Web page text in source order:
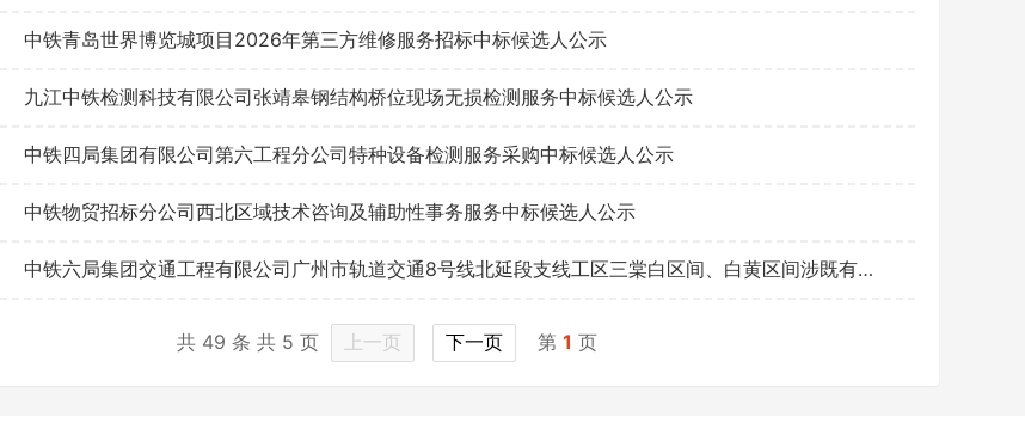
中铁青岛世界博览城项目2026年第三方维修服务招标中标候选人公示
九江中铁检测科技有限公司张靖皋钢结构桥位现场无损检测服务中标候选人公示
中铁四局集团有限公司第六工程分公司特种设备检测服务采购中标候选人公示
​中铁物贸招标分公司西北区域技术咨询及辅助性事务服务中标候选人公示
中铁六局集团交通工程有限公司广州市轨道交通8号线北延段支线工区三棠白区间、白黄区间涉既有线12号线自动化监测技术服务工程中标候选人公示
共 49 条 共 5 页 上一页 下一页 第 1 页
联系方式
填写联系电话后会有服务中心的工作人员给您致电！